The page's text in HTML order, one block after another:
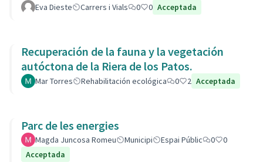
Eva Dieste Carrers i Vials 0 0 Acceptada
Recuperación de la fauna y la vegetación
autóctona de la Riera de los Patos.
Mar Torres Rehabilitación ecológica 0 2 Acceptada
Parc de les energies
Magda Juncosa Romeu Municipi Espai Públic 0
0
Acceptada